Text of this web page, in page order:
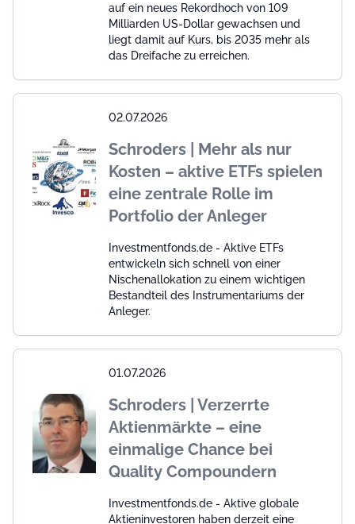
auf ein neues Rekordhoch von 109
Milliarden US-Dollar gewachsen und
liegt damit auf Kurs, bis 2035 mehr als
das Dreifache zu erreichen.
02.07.2026
Schroders | Mehr als nur
Kosten – aktive ETFs spielen
eine zentrale Rolle im
Portfolio der Anleger
Investmentfonds.de - Aktive ETFs
entwickeln sich schnell von einer
Nischenallokation zu einem wichtigen
Bestandteil des Instrumentariums der
Anleger.
01.07.2026
Schroders | Verzerrte
Aktienmärkte – eine
einmalige Chance bei
Quality Compoundern
Investmentfonds.de - Aktive globale
Aktieninvestoren haben derzeit eine